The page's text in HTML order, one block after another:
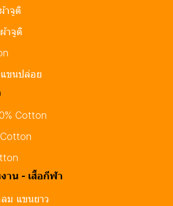
าจูติ
าจูติ
แขนปล่อย
Cotton
าน - เสื้อกีฬา
ม แขนยาว